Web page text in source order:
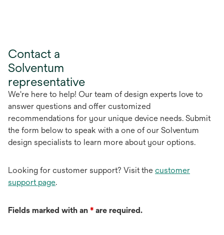
Contact a
Solventum
representative
We're here to help! Our team of design experts love to
answer questions and offer customized
recommendations for your unique device needs. Submit
the form below to speak with a one of our Solventum
design specialists to learn more about your options.
Looking for customer support? Visit the customer
support page.
Fields marked with an * are required.